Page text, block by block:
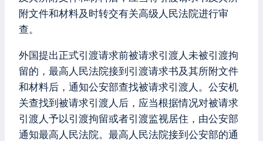
附文件和材料及时转交有关高级人民法院进行审
查。
外国提出正式引渡请求前被请求引渡人未被引渡拘
留的，最高人民法院接到引渡请求书及其所附文件
和材料后，通知公安部查找被请求引渡人。公安机
关查找到被请求引渡人后，应当根据情况对被请求
引渡人予以引渡拘留或者引渡监视居住，由公安部
通知最高人民法院。最高人民法院接到公安部的通